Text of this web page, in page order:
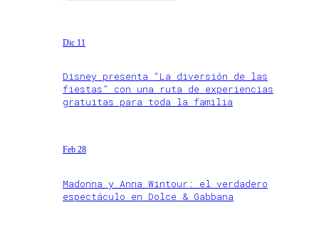
Dic 11
Disney presenta “La diversión de las
fiestas” con una ruta de experiencias
gratuitas para toda la familia
Feb 28
Madonna y Anna Wintour: el verdadero
espectáculo en Dolce & Gabbana